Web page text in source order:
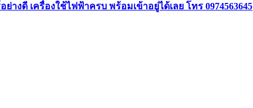
งดี เครื่องใช้ไฟฟ้าครบ พร้อมเข้าอยู่ได้เลย โทร 0974563645